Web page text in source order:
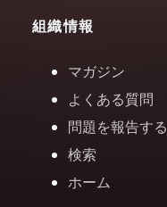
組織情報
マガジン
よくある質問
問題を報告する
検索
ホーム